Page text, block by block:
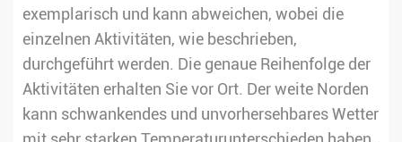
exemplarisch und kann abweichen, wobei die
einzelnen Aktivitäten, wie beschrieben,
durchgeführt werden. Die genaue Reihenfolge der
Aktivitäten erhalten Sie vor Ort. Der weite Norden
kann schwankendes und unvorhersehbares Wetter